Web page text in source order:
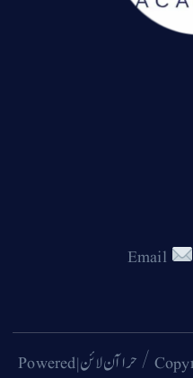
Email
Copyright © 2026 HIRA ONLINE / حرا آن لائن | Powered